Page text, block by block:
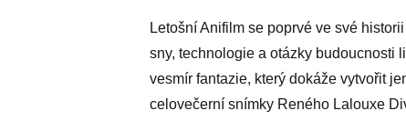
Letošní Anifilm se poprvé ve své
sny, technologie a otázky budoucnosti
vesmír fantazie, který dokáže vytvořit
celovečerní snímky Reného Lalouxe